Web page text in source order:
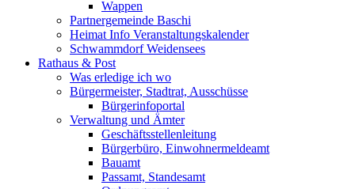
Wappen
Partnergemeinde Baschi
Heimat Info Veranstaltungskalender
Schwammdorf Weidensees
Rathaus & Post
Was erledige ich wo
Bürgermeister, Stadtrat, Ausschüsse
Bürgerinfoportal
Verwaltung und Ämter
Geschäftsstellenleitung
Bürgerbüro, Einwohnermeldeamt
Bauamt
Passamt, Standesamt